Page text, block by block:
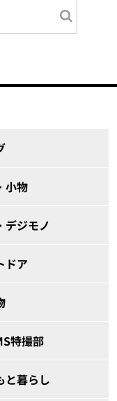
小物
デジモノ
ドア
特撮部
と暮らし